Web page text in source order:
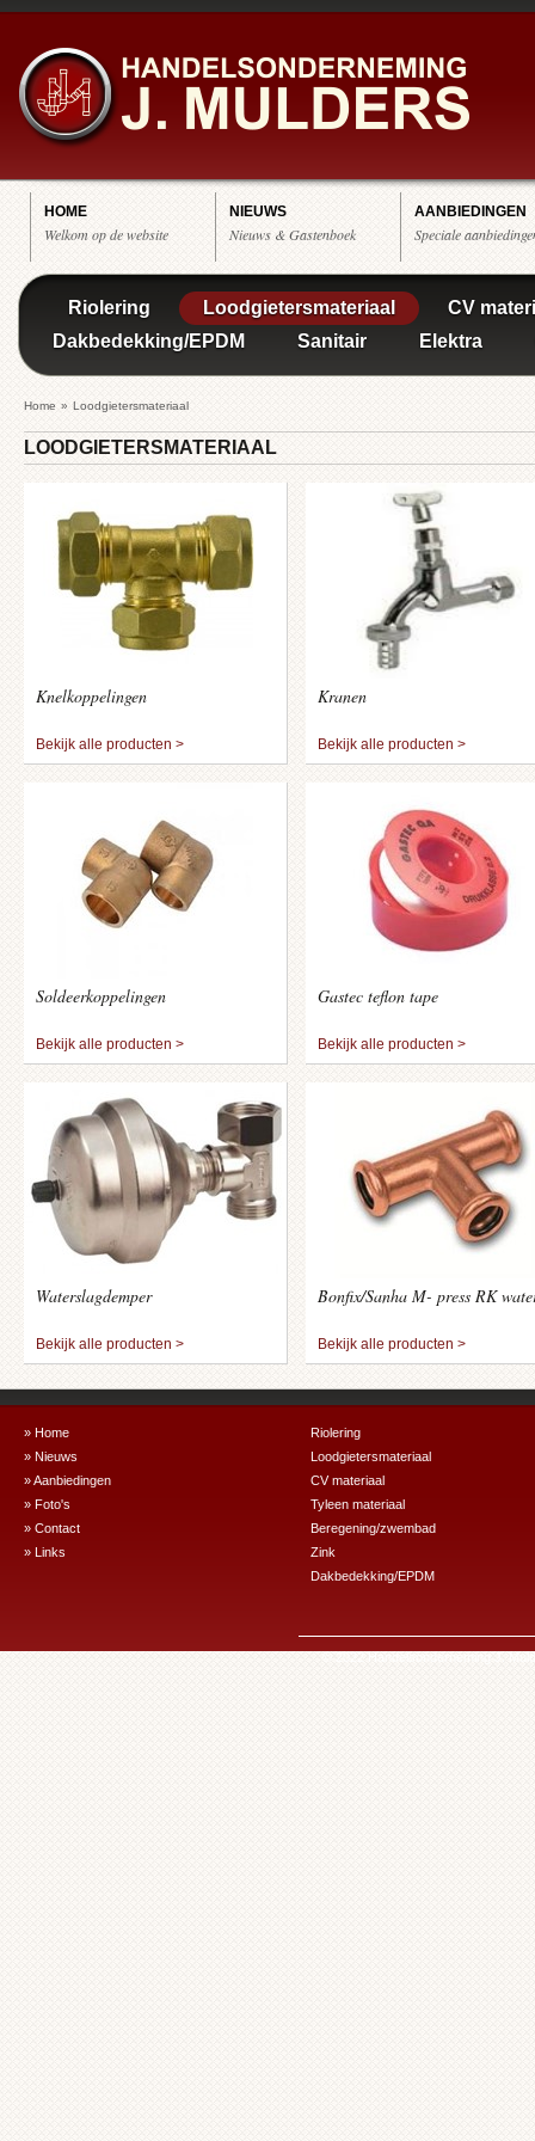
HOME
Welkom op de website
NIEUWS
Nieuws & Gastenboek
AANBIEDINGEN
Speciale
Riolering Loodgietersmateriaal
CV
Dakbedekking/EPDM
Sanitair Elektra
Home » Loodgietersmateriaal
LOODGIETERSMATERIAAL
Knelkoppelingen
Bekijk alle producten >
Kranen
Bekijk alle producten >
Soldeerkoppelingen
Bekijk alle producten >
Gastec teflon tape
Bekijk alle producten >
Waterslagdemper
Bekijk alle producten >
Bonfix/Sanha M- press RK
Bekijk alle producten >
» Home
» Nieuws
» Aanbiedingen
» Foto's
» Contact
» Links
Riolering
Loodgietersmateriaal
CV materiaal
Tyleen materiaal
Beregening/zwembad
Zink
Dakbedekking/EPDM
© 2022 Handelsonderneming J.